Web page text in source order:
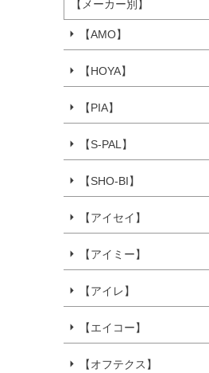
【メーカー別】
【AMO】
【HOYA】
【PIA】
【S-PAL】
【SHO-BI】
【アイセイ】
【アイミー】
【アイレ】
【エイコー】
【オフテクス】